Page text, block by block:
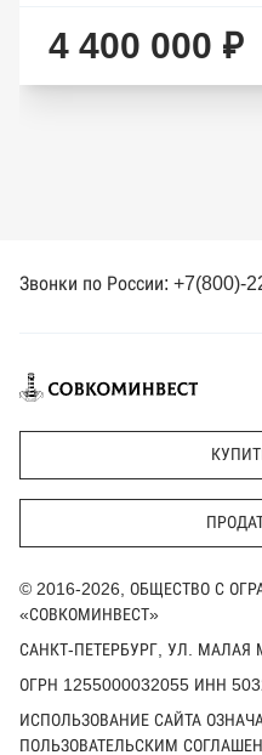
4 400 000 ₽
Звонки по России: +7(800)-
© 2016-2026, ОБЩЕСТВО С
«СОВКОМИНВЕСТ»
САНКТ-ПЕТЕРБУРГ, УЛ. МАЛАЯ
ОГРН 1255000032055 ИНН
ИСПОЛЬЗОВАНИЕ САЙТА
ПОЛЬЗОВАТЕЛЬСКИМ